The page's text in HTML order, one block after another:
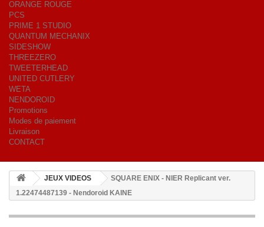
ORANGE ROUGE
PCS
PRIME 1 STUDIO
QUANTUM MECHANIX
SIDESHOW
THREEZERO
TWEETERHEAD
UNITED CUTLERY
WETA
NENDOROID
Promotions
Modes de paiement
Livraison
CONTACT
JEUX VIDEOS
SQUARE ENIX - NIER Replicant ver.
1.22474487139 - Nendoroid KAINE